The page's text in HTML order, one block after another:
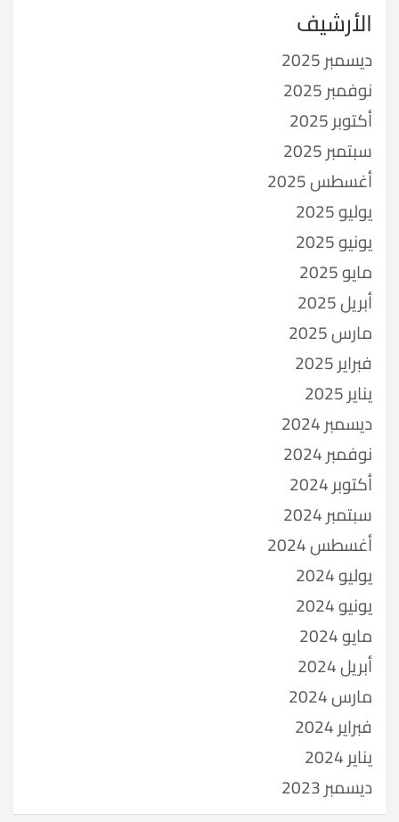
الأرشيف
ديسمبر 2025
نوفمبر 2025
أكتوبر 2025
سبتمبر 2025
أغسطس 2025
يوليو 2025
يونيو 2025
مايو 2025
أبريل 2025
مارس 2025
فبراير 2025
يناير 2025
ديسمبر 2024
نوفمبر 2024
أكتوبر 2024
سبتمبر 2024
أغسطس 2024
يوليو 2024
يونيو 2024
مايو 2024
أبريل 2024
مارس 2024
فبراير 2024
يناير 2024
ديسمبر 2023